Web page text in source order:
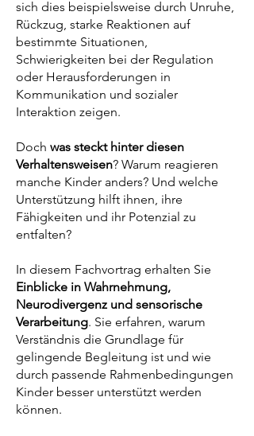
sich dies beispielsweise durch Unruhe,
Rückzug, starke Reaktionen auf
bestimmte Situationen,
Schwierigkeiten bei der Regulation
oder Herausforderungen in
Kommunikation und sozialer
Interaktion zeigen.
Doch was steckt hinter diesen
Verhaltensweisen? Warum reagieren
manche Kinder anders? Und welche
Unterstützung hilft ihnen, ihre
Fähigkeiten und ihr Potenzial zu
entfalten?
In diesem Fachvortrag erhalten Sie
Einblicke in Wahrnehmung,
Neurodivergenz und sensorische
Verarbeitung. Sie erfahren, warum
Verständnis die Grundlage für
gelingende Begleitung ist und wie
durch passende Rahmenbedingungen
Kinder besser unterstützt werden
können.